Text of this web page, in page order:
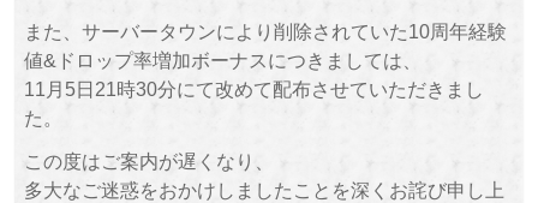
また、サーバータウンにより削除されていた10周年経験
値&ドロップ率増加ボーナスにつきましては、
11月5日21時30分にて改めて配布させていただきまし
た。
この度はご案内が遅くなり、
多大なご迷惑をおかけしましたことを深くお詫び申し上